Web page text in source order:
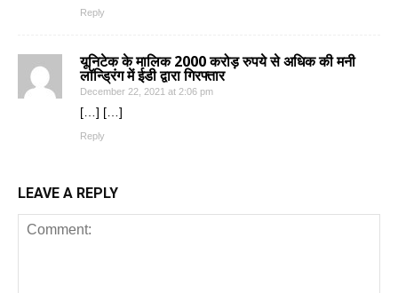
Reply
यूनिटेक के मालिक 2000 करोड़ रुपये से अधिक की मनी
लॉन्ड्रिंग में ईडी द्वारा गिरफ्तार
December 22, 2021 at 2:06 pm
[…] […]
Reply
LEAVE A REPLY